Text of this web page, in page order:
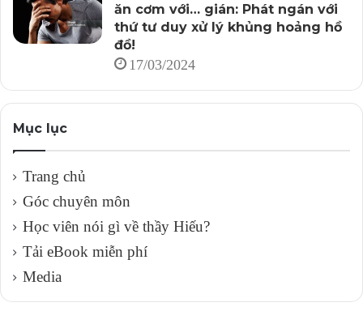
ăn cơm với… gián: Phát ngán với
thứ tư duy xử lý khủng hoảng hồ
đồ!
17/03/2024
Mục lục
Trang chủ
Góc chuyên môn
Học viên nói gì về thầy Hiếu?
Tải eBook miễn phí
Media